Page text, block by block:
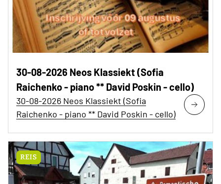
30-08-2026 Neos Klassiekt (Sofia
Raichenko - piano ** David Poskin - cello)
30-08-2026 Neos Klassiekt (Sofia
Raichenko - piano ** David Poskin - cello)
REIS